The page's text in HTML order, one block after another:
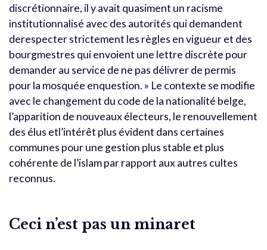
discrétionnaire, il y avait quasiment un racisme
institutionnalisé avec des autorités qui demandent
derespecter strictement les règles en vigueur et des
bourgmestres qui envoient une lettre discrète pour
demander au service de ne pas délivrer de permis
pour la mosquée enquestion. » Le contexte se modifie
avec le changement du code de la nationalité belge,
l’apparition de nouveaux électeurs, le renouvellement
des élus etl’intérêt plus évident dans certaines
communes pour une gestion plus stable et plus
cohérente de l’islam par rapport aux autres cultes
reconnus.
Ceci n’est pas un minaret